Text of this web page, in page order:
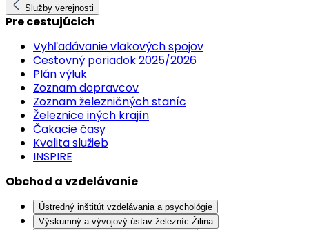
Služby verejnosti
Pre cestujúcich
Vyhľadávanie vlakových spojov
Cestovný poriadok 2025/2026
Plán výluk
Zoznam dopravcov
Zoznam železničných staníc
Železnice iných krajín
Čakacie časy
Kvalita služieb
INSPIRE
Obchod a vzdelávanie
Ústredný inštitút vzdelávania a psychológie
Výskumný a vývojový ústav železníc Žilina